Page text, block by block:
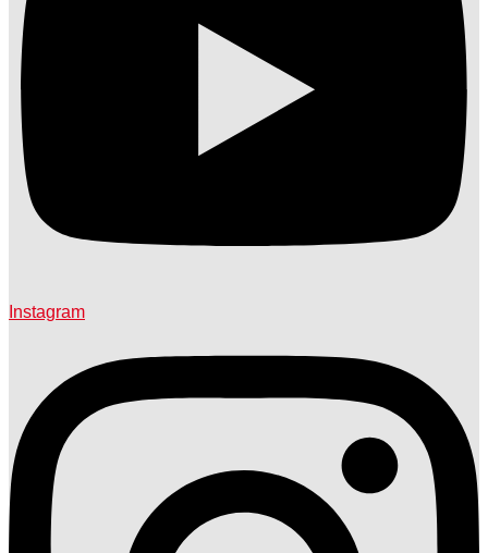
Instagram